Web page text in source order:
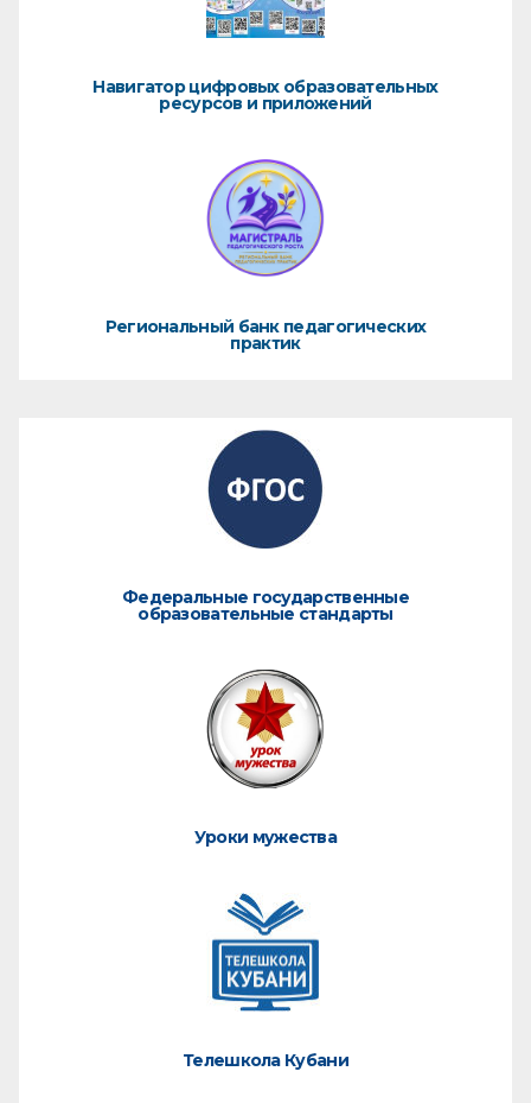
Навигатор цифровых образовательных
ресурсов и приложений
Региональный банк педагогических
практик
Федеральные государственные
образовательные стандарты
Уроки мужества
Телешкола Кубани